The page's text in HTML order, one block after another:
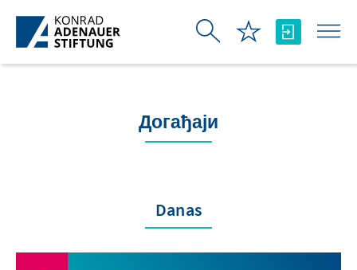
Skip to Main Content
Догађаји
Danas